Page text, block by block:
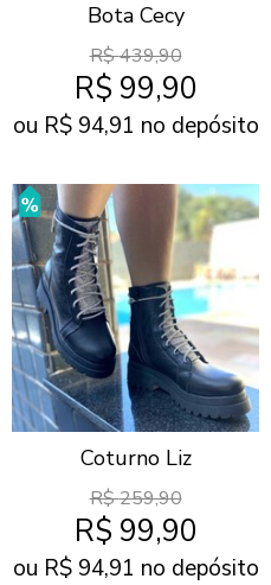
Bota Cecy
R$439,90
R$ 99,90
ou R$ 94,91 no depósito
Coturno Liz
R$259,90
R$ 99,90
ou R$ 94,91 no depósito